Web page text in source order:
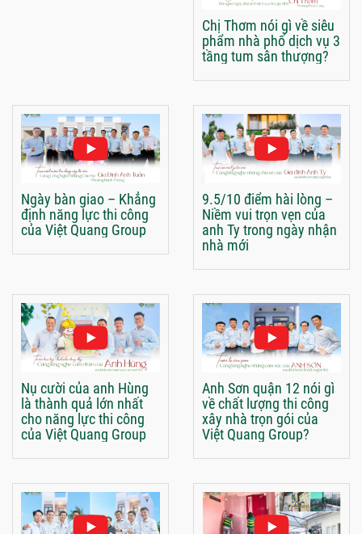
Chị Thơm nói gì về siêu
phẩm nhà phố dịch vụ 3
tầng tum sân thượng?
Ngày bàn giao – Khẳng
định năng lực thi công
của Việt Quang Group
9.5/10 điểm hài lòng –
Niềm vui trọn vẹn của
anh Ty trong ngày nhận
nhà mới
Nụ cười của anh Hùng
là thành quả lớn nhất
cho năng lực thi công
của Việt Quang Group
Anh Sơn quận 12 nói gì
về chất lượng thi công
xây nhà trọn gói của
Việt Quang Group?